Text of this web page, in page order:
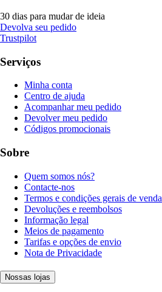
30 dias para mudar de ideia
Devolva seu pedido
Trustpilot
Serviços
Minha conta
Centro de ajuda
Acompanhar meu pedido
Devolver meu pedido
Códigos promocionais
Sobre
Quem somos nós?
Contacte-nos
Termos e condições gerais de venda
Devoluções e reembolsos
Informação legal
Meios de pagamento
Tarifas e opções de envio
Nota de Privacidade
Nossas lojas